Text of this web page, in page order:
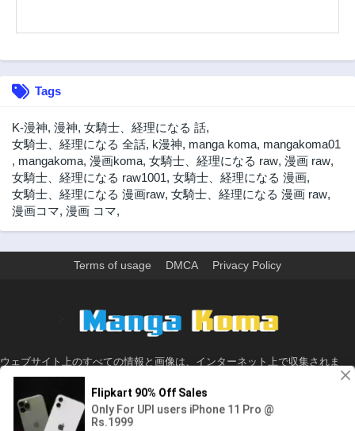
第9話
2年前
第7話
2年前
第6話
第5話
2年前
第5.5話
2年前
第4話
2年前
Tags
K-漫神, 漫神, 女騎士、経理になる 話,
女騎士、経理になる 全話, k漫神, manga koma, mangakoma01
, mangakoma, 漫画koma, 女騎士、経理になる raw, 漫画 raw,
女騎士、経理になる raw1001, 女騎士、経理になる 漫画,
女騎士、経理になる 漫画raw, 女騎士、経理になる 漫画 raw,
漫画コマ, 漫画 コマ,
Terms of usage DMCA Privacy Policy
ウェブサイト上のすべての情報と画像は、インターネット上で収集されま
す。 このウェブサイトの情報については、所有していないか、責任を負いま
せん。 個人や組織に影響を与える場合は、必要に応じて、すぐに検討して削
除します。